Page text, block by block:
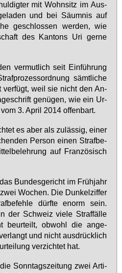
mit Wohn­sitz im Aus­
und bei Säum­nis auf
ge­schlos­sen wer­den, wie
des Kan­tons Uri ger­ne
ver­mut­lich seit Ein­füh­rung
sämt­li­che
ver­fügt, weil sie nicht den An­
ge­nü­gen, wie ein Ur­
3. April 2014 of­fen­bart.
es aber als zu­läs­sig, ei­ner
Per­son ei­nen Straf­be­
auf Fran­zö­sisch
Bun­des­ge­richt im Früh­jahr
Wo­chen. Die Dun­kel­zif­fer
dürf­te enorm sein.
der Schweiz vie­le Straf­fäl­le
be­ur­teilt, ob­wohl die an­ge­
und nicht aus­drück­lich
ver­zich­tet hat.
Sonn­tags­zei­tung zwei Ar­ti­